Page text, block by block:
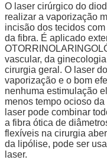
O laser cirúrgico do
realizar a vaporização
incisão dos tecidos
da fibra. É aplicado
vascular, da
cirurgia geral. O laser
vaporização e o bom
nenhuma estimulação
menos tempo ocioso
laser pode combinar
a fibra ótica de
flexíveis na cirurgia
da lipólise, pode ser
laser.